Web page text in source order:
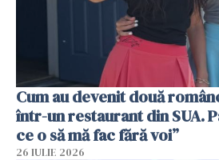
Cum au devenit două
într-un restaurant din SUA.
ce o să mă fac fără voi”
26 IULIE 2026